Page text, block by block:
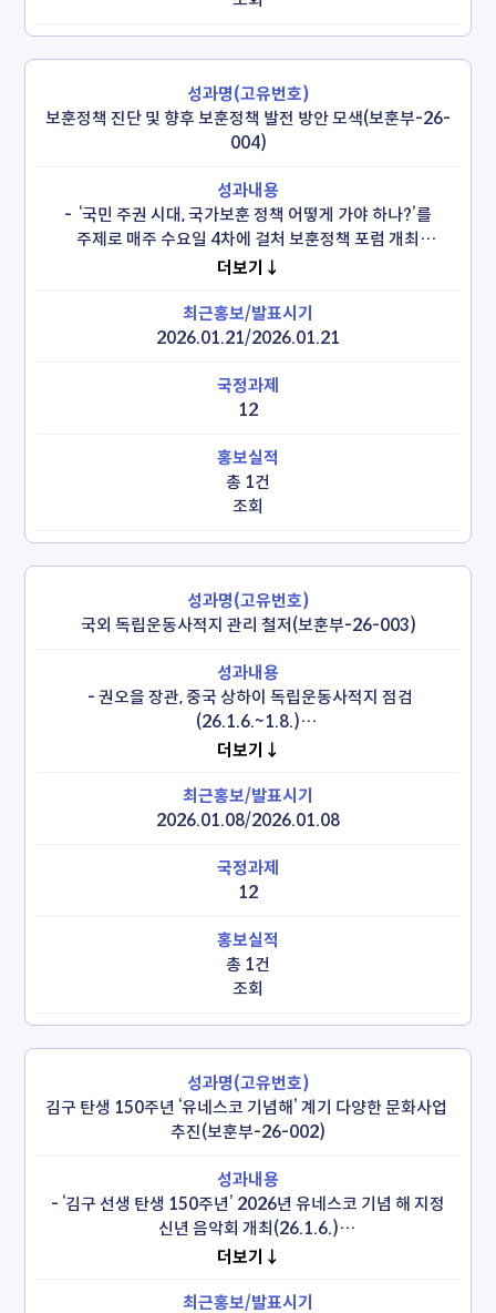
보훈정책 진단 및 향후 보훈정책 발전 방안 모색(보훈부-26-
004)
-  ‘국민 주권 시대, 국가보훈 정책 어떻게 가야 하나?’를
주제로 매주 수요일 4차에 걸처 보훈정책 포럼 개최
(26.1.21~2.11)
·보훈심사 개혁(26.1.28), (3차)보훈의료·복지(2.4), (4차)
제대군인 취업 및 예우(26.2.11)
분과 40명 위원의 정책자문위 출범(26.2.5)
- 제3기 2030청년자문단 발족(26.4.27.)
더보기↓
2026.01.21/2026.01.21
12
총 1건
조회
국외 독립운동사적지 관리 철저(보훈부-26-003)
- 권오을 장관, 중국 상하이 독립운동사적지 점검
(26.1.6.~1.8.)
  *대한민국 임시정부 상하이 청사 100년 기념식에 대통령
- 중국·일본·미국 등 24개국 산재 1,032개 독립운동사적지
전수조사 계획 수립* 및 관련 언론 브리핑 실시(26.2.25)
단계적 조사 추진
더보기↓
2026.01.08/2026.01.08
12
총 1건
조회
김구 탄생 150주년 ‘유네스코 기념해’ 계기 다양한 문화사업
추진(보훈부-26-002)
- ‘김구 선생 탄생 150주년’ 2026년 유네스코 기념 해 지정
신년 음악회 개최(26.1.6.)
- 백범 김구 선생 탄생 150주년 기념사업 TF 출범(26.4.21.)
관계부처, 백범김구기념관, 유네스코한국위원회, 광복회 등
더보기↓